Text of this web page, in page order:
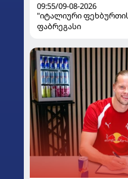
09:55/09-08-2026
"იტალიური
ფაბრეგასი